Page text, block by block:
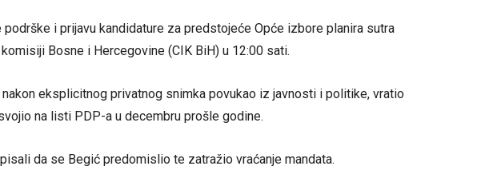
podrške i prijavu kandidature za predstojeće Opće izbore planira sutra
Bosne i Hercegovine (CIK BiH) u 12:00 sati.
eksplicitnog privatnog snimka povukao iz javnosti i politike, vratio
na listi PDP-a u decembru prošle godine.
da se Begić predomislio te zatražio vraćanje mandata.